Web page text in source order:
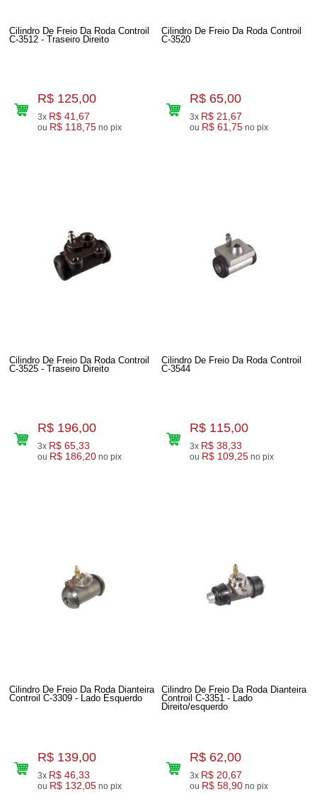
Cilindro De Freio Da Roda Controil
C-3512 - Traseiro Direito
R$ 125,00
3x R$ 41,67
ou R$ 118,75 no pix
Cilindro De Freio Da Roda Controil
C-3520
R$ 65,00
3x R$ 21,67
ou R$ 61,75 no pix
Cilindro De Freio Da Roda Controil
C-3525 - Traseiro Direito
R$ 196,00
3x R$ 65,33
ou R$ 186,20 no pix
Cilindro De Freio Da Roda Controil
C-3544
R$ 115,00
3x R$ 38,33
ou R$ 109,25 no pix
Cilindro De Freio Da Roda Dianteira
Controil C-3309 - Lado Esquerdo
R$ 139,00
3x R$ 46,33
ou R$ 132,05 no pix
Cilindro De Freio Da Roda Dianteira
Controil C-3351 - Lado
Direito/esquerdo
R$ 62,00
3x R$ 20,67
ou R$ 58,90 no pix